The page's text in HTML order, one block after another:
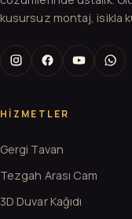
kusursuz montaj, isikla
HIZMETLER
Gergi Tavan
Tezgah Arası Cam
3D Duvar Kağıdı